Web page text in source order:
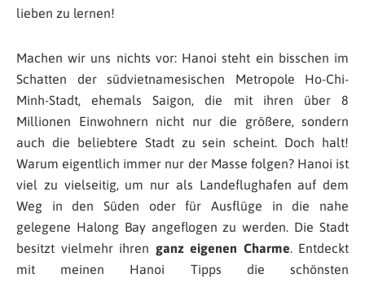
lieben zu lernen!
Machen wir uns nichts vor: Hanoi steht ein bisschen im
Schatten der südvietnamesischen Metropole Ho-Chi-
Minh-Stadt, ehemals Saigon, die mit ihren über 8
Millionen Einwohnern nicht nur die größere, sondern
auch die beliebtere Stadt zu sein scheint. Doch halt!
Warum eigentlich immer nur der Masse folgen? Hanoi ist
viel zu vielseitig, um nur als Landeflughafen auf dem
Weg in den Süden oder für Ausflüge in die nahe
gelegene Halong Bay angeflogen zu werden. Die Stadt
besitzt vielmehr ihren ganz eigenen Charme. Entdeckt
mit meinen Hanoi Tipps die schönsten